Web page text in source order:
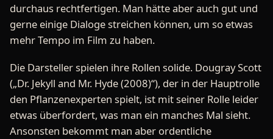
durchaus rechtfertigen. Man hätte aber auch gut und
gerne einige Dialoge streichen können, um so etwas
mehr Tempo im Film zu haben.
Die Darsteller spielen ihre Rollen solide. Dougray Scott
(„Dr. Jekyll and Mr. Hyde (2008)“), der in der Hauptrolle
den Pflanzenexperten spielt, ist mit seiner Rolle leider
etwas überfordert, was man ein manches Mal sieht.
Ansonsten bekommt man aber ordentliche